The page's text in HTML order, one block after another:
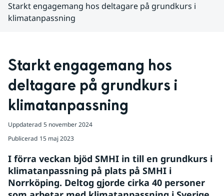
Starkt engagemang hos deltagare på grundkurs i
klimatanpassning
Starkt engagemang hos
deltagare på grundkurs i
klimatanpassning
Uppdaterad 5 november 2024
Publicerad 15 maj 2023
I förra veckan bjöd SMHI in till en grundkurs i
klimatanpassning på plats på SMHI i
Norrköping. Deltog gjorde cirka 40 personer